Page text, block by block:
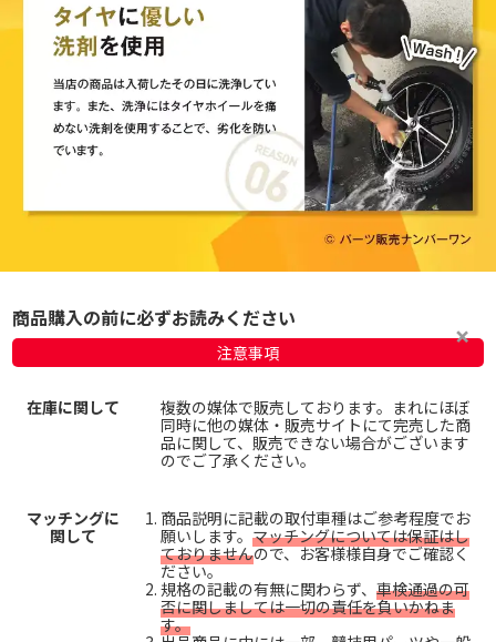
商品購入の前に必ずお読みください
注意事項
在庫に関して
複数の媒体で販売しております。まれにほぼ
同時に他の媒体・販売サイトにて完売した商
品に関して、販売できない場合がございます
のでご了承ください。
マッチングに
関して
商品説明に記載の取付車種はご参考程度でお
願いします。 マッチングについては保証はし
ておりませんので、お客様様自身でご確認く
ださい。
規格の記載の有無に関わらず、 車検通過の可
否に関しましては一切の責任を負いかねま
す。